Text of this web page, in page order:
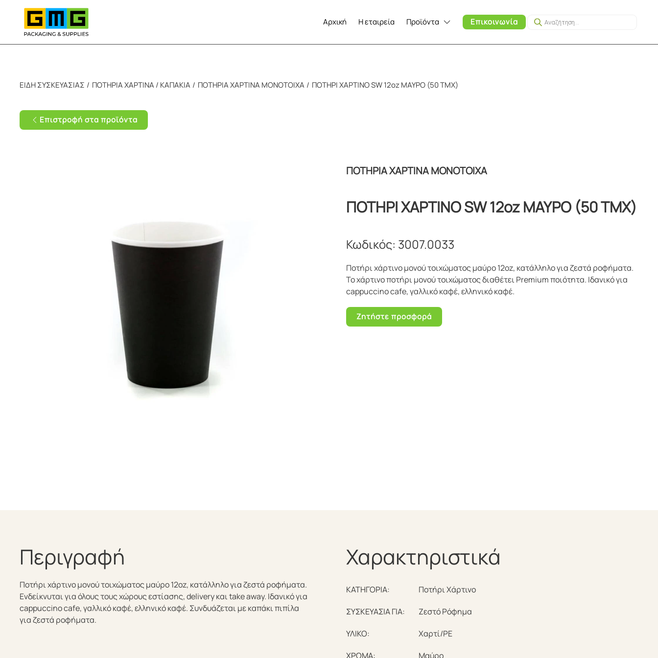
Skip to main content
Αρχική Η εταιρεία Προϊόντα Επικοινωνία Products
search
ΕΙΔΗ ΣΥΣΚΕΥΑΣΙΑΣ ΠΟΤΗΡΙΑ ΧΑΡΤΙΝΑ / ΚΑΠΑΚΙΑ ΠΟΤΗΡΙΑ ΧΑΡΤΙΝΑ ΜΟΝΟΤΟΙΧΑ ΠΟΤΗΡΙ ΧΑΡΤΙΝΟ SW 12oz ΜΑΥΡΟ (50 ΤΜΧ)
Επιστροφή στα προϊόντα
ΠΟΤΗΡΙΑ ΧΑΡΤΙΝΑ ΜΟΝΟΤΟΙΧΑ
ΠΟΤΗΡΙ ΧΑΡΤΙΝΟ SW 12oz ΜΑΥΡΟ (50 ΤΜΧ)
Κωδικός: 3007.0033
Ποτήρι χάρτινο μονού τοιχώματος μαύρο 12oz, κατάλληλο για ζεστά ροφήματα.
Το χάρτινο ποτήρι μονού τοιχώματος διαθέτει Premium ποιότητα. Ιδανικό για
cappuccino cafe, γαλλικό καφέ, ελληνικό καφέ.
Ζητήστε προσφορά
Περιγραφή
Ποτήρι χάρτινο μονού τοιχώματος μαύρο 12oz, κατάλληλο για ζεστά ροφήματα.
Ενδείκνυται για όλους τους χώρους εστίασης, delivery και take away. Ιδανικό για
cappuccino cafe, γαλλικό καφέ, ελληνικό καφέ. Συνδυάζεται με καπάκι πιπίλα
για ζεστά ροφήματα.
Χαρακτηριστικά
ΚΑΤΗΓΟΡΙΑ: Ποτήρι Χάρτινο
ΣΥΣΚΕΥΑΣΙΑ ΓΙΑ: Ζεστό Ρόφημα
ΥΛΙΚΟ: Χαρτί/PE
ΧΡΩΜΑ: Μαύρο